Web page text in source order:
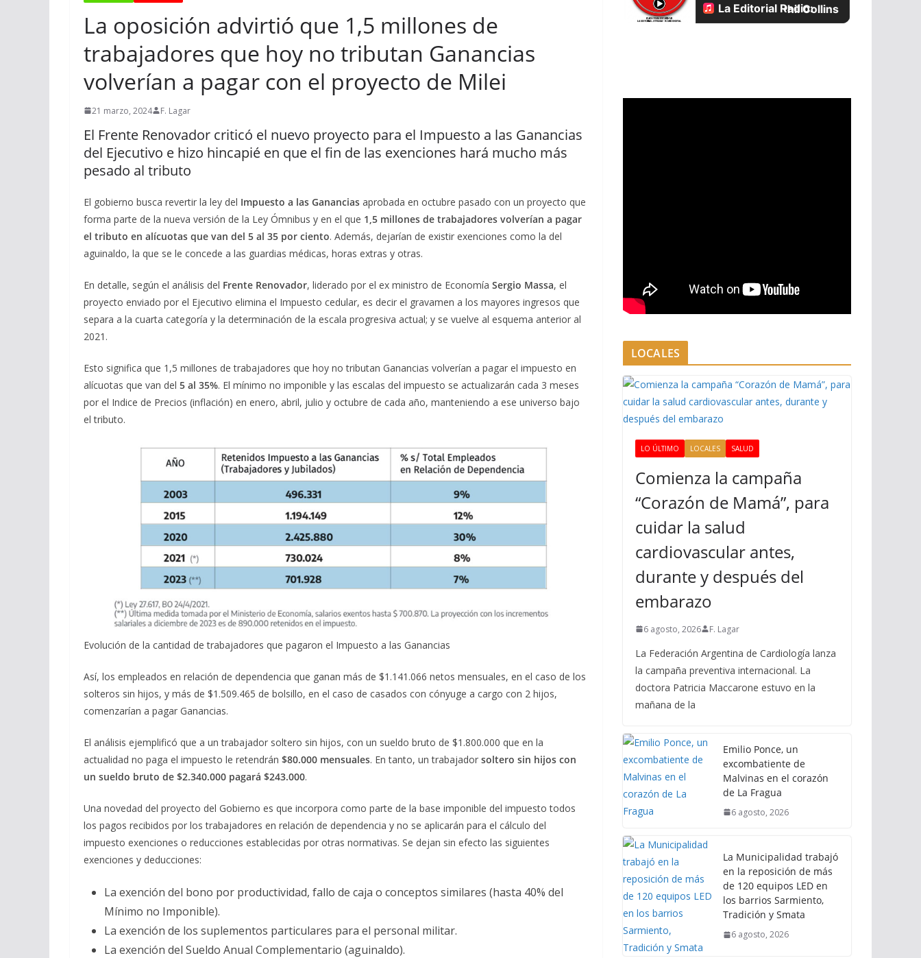
La oposición advirtió que 1,5 millones de
trabajadores que hoy no tributan Ganancias
volverían a pagar con el proyecto de Milei
21 marzo, 2024 F. Lagar
El Frente Renovador criticó el nuevo proyecto para el Impuesto a las Ganancias
del Ejecutivo e hizo hincapié en que el fin de las exenciones hará mucho más
pesado al tributo
El gobierno busca revertir la ley del Impuesto a las Ganancias aprobada en octubre pasado con un proyecto que
forma parte de la nueva versión de la Ley Ómnibus y en el que 1,5 millones de trabajadores volverían a pagar
el tributo en alícuotas que van del 5 al 35 por ciento. Además, dejarían de existir exenciones como la del
aguinaldo, la que se le concede a las guardias médicas, horas extras y otras.
En detalle, según el análisis del Frente Renovador, liderado por el ex ministro de Economía Sergio Massa, el
proyecto enviado por el Ejecutivo elimina el Impuesto cedular, es decir el gravamen a los mayores ingresos que
separa a la cuarta categoría y la determinación de la escala progresiva actual; y se vuelve al esquema anterior al
2021.
Esto significa que 1,5 millones de trabajadores que hoy no tributan Ganancias volverían a pagar el impuesto en
alícuotas que van del 5 al 35%. El mínimo no imponible y las escalas del impuesto se actualizarán cada 3 meses
por el Indice de Precios (inflación) en enero, abril, julio y octubre de cada año, manteniendo a ese universo bajo
el tributo.
Evolución de la cantidad de trabajadores que pagaron el Impuesto a las Ganancias
Así, los empleados en relación de dependencia que ganan más de $1.141.066 netos mensuales, en el caso de los
solteros sin hijos, y más de $1.509.465 de bolsillo, en el caso de casados con cónyuge a cargo con 2 hijos,
comenzarían a pagar Ganancias.
El análisis ejemplificó que a un trabajador soltero sin hijos, con un sueldo bruto de $1.800.000 que en la
actualidad no paga el impuesto le retendrán $80.000 mensuales. En tanto, un trabajador soltero sin hijos con
un sueldo bruto de $2.340.000 pagará $243.000.
Una novedad del proyecto del Gobierno es que incorpora como parte de la base imponible del impuesto todos
los pagos recibidos por los trabajadores en relación de dependencia y no se aplicarán para el cálculo del
impuesto exenciones o reducciones establecidas por otras normativas. Se dejan sin efecto las siguientes
exenciones y deducciones:
La exención del bono por productividad, fallo de caja o conceptos similares (hasta 40% del
Mínimo no Imponible).
La exención de los suplementos particulares para el personal militar.
La exención del Sueldo Anual Complementario (aguinaldo).
LOCALES
LO ÚLTIMO LOCALES SALUD
Comienza la campaña
“Corazón de Mamá”, para
cuidar la salud
cardiovascular antes,
durante y después del
embarazo
6 agosto, 2026 F. Lagar
La Federación Argentina de Cardiología lanza
la campaña preventiva internacional. La
doctora Patricia Maccarone estuvo en la
mañana de la
Emilio Ponce, un
excombatiente de
Malvinas en el corazón
de La Fragua
6 agosto, 2026
La Municipalidad trabajó
en la reposición de más
de 120 equipos LED en
los barrios Sarmiento,
Tradición y Smata
6 agosto, 2026